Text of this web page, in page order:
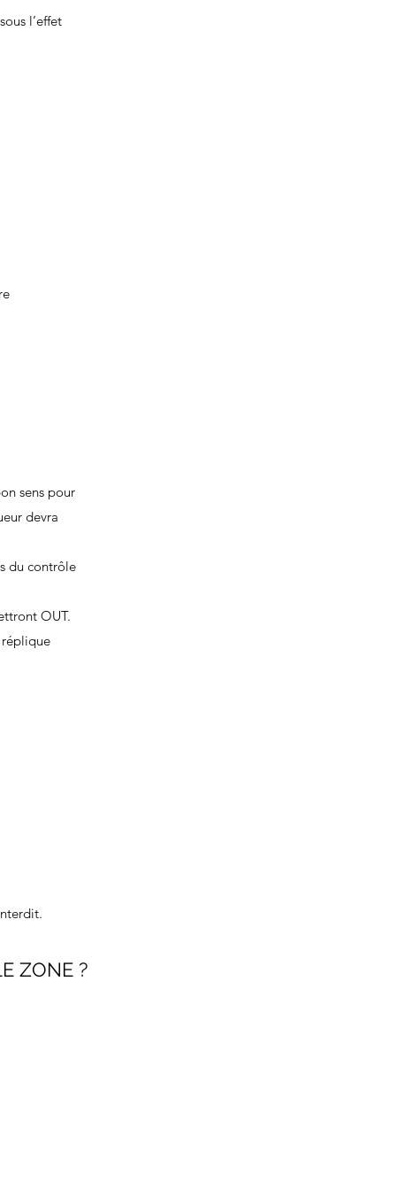
l’effet
sens pour
devra
du contrôle
OUT.
ZONE ?